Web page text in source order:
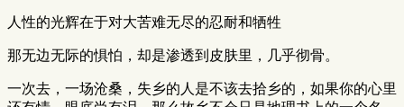
人性的光辉在于对大苦难无尽的忍耐和牺牲
那无边无际的惧怕，却是渗透到皮肤里，几乎彻骨。
一次去，一场沧桑，失乡的人是不该去拾乡的，如果你的心里